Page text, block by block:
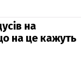
на
на це кажуть